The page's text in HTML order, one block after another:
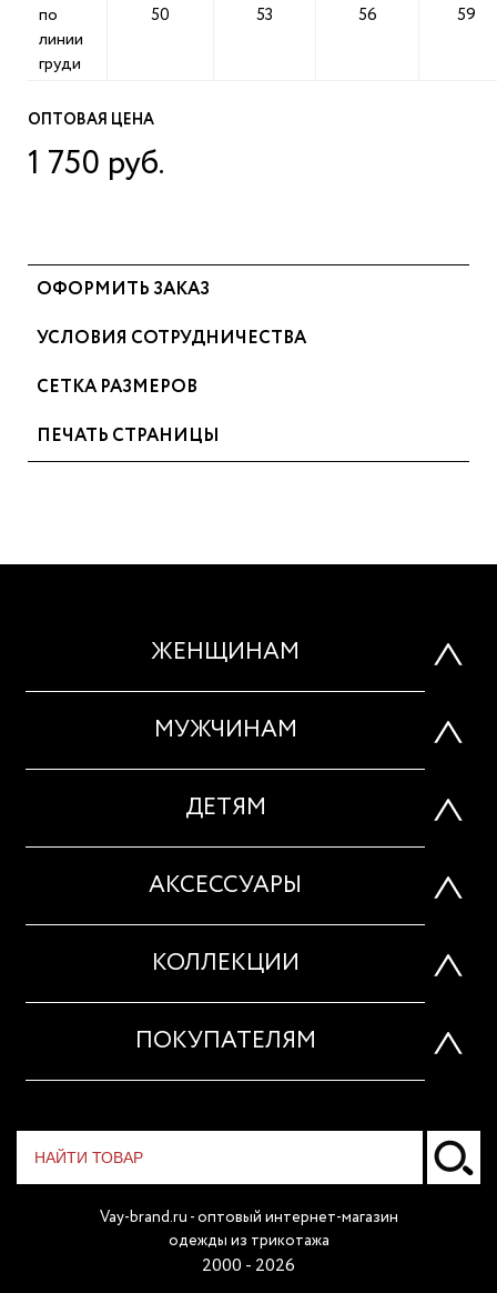
ОПТОВАЯ ЦЕНА
1 750 руб.
по
линии
груди
50 53 56 59
ОФОРМИТЬ ЗАКАЗ
УСЛОВИЯ СОТРУДНИЧЕСТВА
СЕТКА РАЗМЕРОВ
ПЕЧАТЬ СТРАНИЦЫ
ЖЕНЩИНАМ
МУЖЧИНАМ
ДЕТЯМ
АКСЕССУАРЫ
КОЛЛЕКЦИИ
ПОКУПАТЕЛЯМ
Vay-brand.ru - оптовый интернет-магазин
одежды из трикотажа
2000 - 2026